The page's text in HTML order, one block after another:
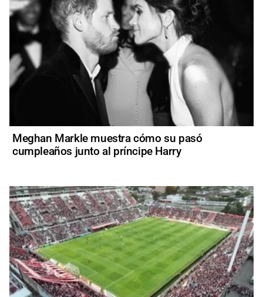
Meghan Markle muestra cómo su pasó
cumpleaños junto al príncipe Harry